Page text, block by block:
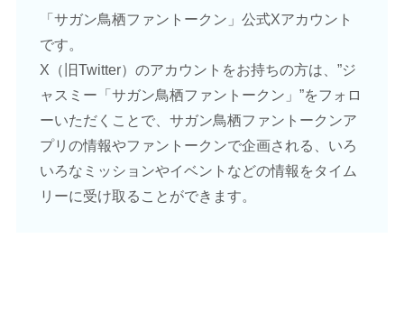
「サガン鳥栖ファントークン」公式Xアカウント
です。
X（旧Twitter）のアカウントをお持ちの方は、”ジ
ャスミー「サガン鳥栖ファントークン」”をフォロ
ーいただくことで、サガン鳥栖ファントークンア
プリの情報やファントークンで企画される、いろ
いろなミッションやイベントなどの情報をタイム
リーに受け取ることができます。